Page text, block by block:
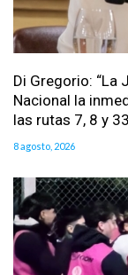
Di Gregorio: “La
Nacional la
las rutas 7, 8 y
8 agosto, 2026